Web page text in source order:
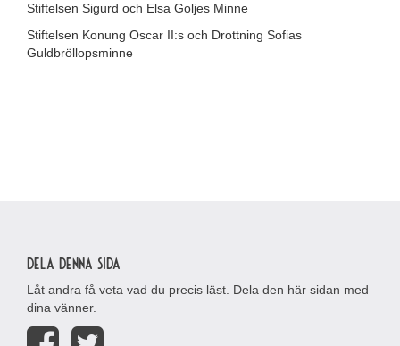
Stiftelsen Sigurd och Elsa Goljes Minne
Stiftelsen Konung Oscar II:s och Drottning Sofias
Guldbröllopsminne
Dela denna sida
Låt andra få veta vad du precis läst. Dela den här sidan med
dina vänner.